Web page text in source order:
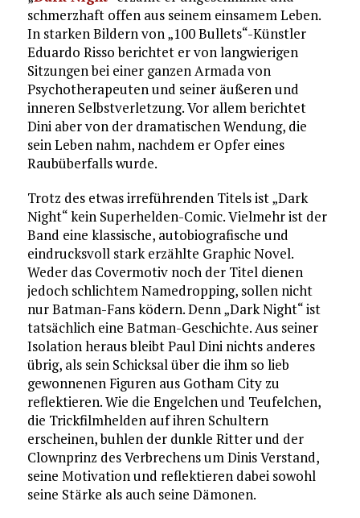
schmerzhaft offen aus seinem einsamem Leben.
In starken Bildern von „100 Bullets“-Künstler
Eduardo Risso berichtet er von langwierigen
Sitzungen bei einer ganzen Armada von
Psychotherapeuten und seiner äußeren und
inneren Selbstverletzung. Vor allem berichtet
Dini aber von der dramatischen Wendung, die
sein Leben nahm, nachdem er Opfer eines
Raubüberfalls wurde.
Trotz des etwas irreführenden Titels ist „Dark
Night“ kein Superhelden-Comic. Vielmehr ist der
Band eine klassische, autobiografische und
eindrucksvoll stark erzählte Graphic Novel.
Weder das Covermotiv noch der Titel dienen
jedoch schlichtem Namedropping, sollen nicht
nur Batman-Fans ködern. Denn „Dark Night“ ist
tatsächlich eine Batman-Geschichte. Aus seiner
Isolation heraus bleibt Paul Dini nichts anderes
übrig, als sein Schicksal über die ihm so lieb
gewonnenen Figuren aus Gotham City zu
reflektieren. Wie die Engelchen und Teufelchen,
die Trickfilmhelden auf ihren Schultern
erscheinen, buhlen der dunkle Ritter und der
Clownprinz des Verbrechens um Dinis Verstand,
seine Motivation und reflektieren dabei sowohl
seine Stärke als auch seine Dämonen.